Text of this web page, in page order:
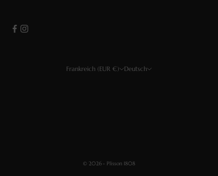
Frankreich (EUR €) Deutsch
© 2026 - Plisson 1808